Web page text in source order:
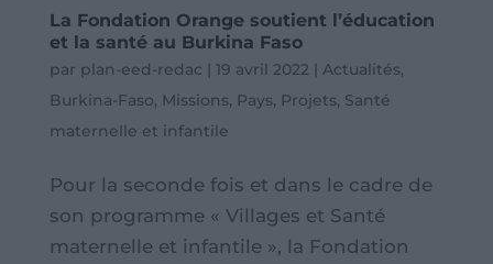
La Fondation Orange soutient l’éducation
et la santé au Burkina Faso
par plan-eed-redac | 19 avril 2022 | Actualités,
Burkina-Faso, Missions, Pays, Projets, Santé
maternelle et infantile
Pour la seconde fois et dans le cadre de
son programme « Villages et Santé
maternelle et infantile », la Fondation